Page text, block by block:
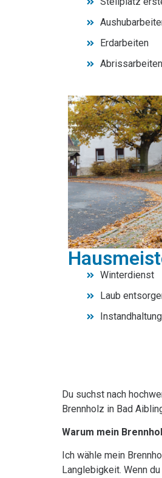
Erdarbeiten
Abrissarbeiten
Winterdienst
Laub
Du suchst nach
Brennholz in Bad
Warum mein
Ich wähle mein
Langlebigkeit. Wenn